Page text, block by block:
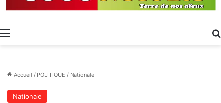
Menu
Accueil / POLITIQUE / Nationale
Nationale